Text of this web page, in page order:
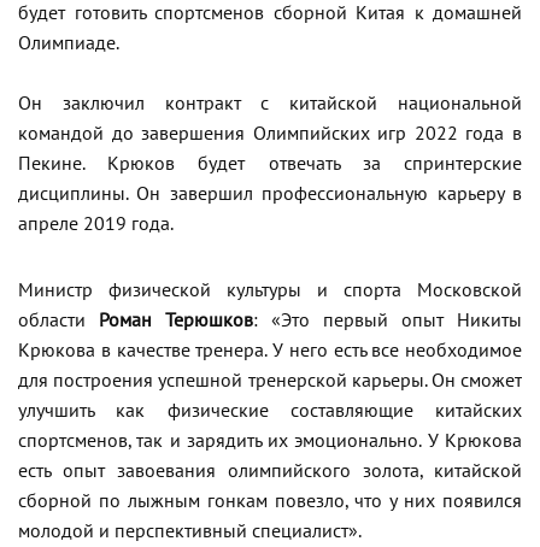
будет готовить спортсменов сборной Китая к домашней
Олимпиаде.
Он заключил контракт с китайской национальной
командой до завершения Олимпийских игр 2022 года в
Пекине. Крюков будет отвечать за спринтерские
дисциплины. Он завершил профессиональную карьеру в
апреле 2019 года.
Министр физической культуры и спорта Московской
области Роман Терюшков: «Это первый опыт Никиты
Крюкова в качестве тренера. У него есть все необходимое
для построения успешной тренерской карьеры. Он сможет
улучшить как физические составляющие китайских
спортсменов, так и зарядить их эмоционально. У Крюкова
есть опыт завоевания олимпийского золота, китайской
сборной по лыжным гонкам повезло, что у них появился
молодой и перспективный специалист».